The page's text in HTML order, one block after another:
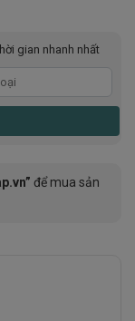
gian nhanh nhất
để mua sản